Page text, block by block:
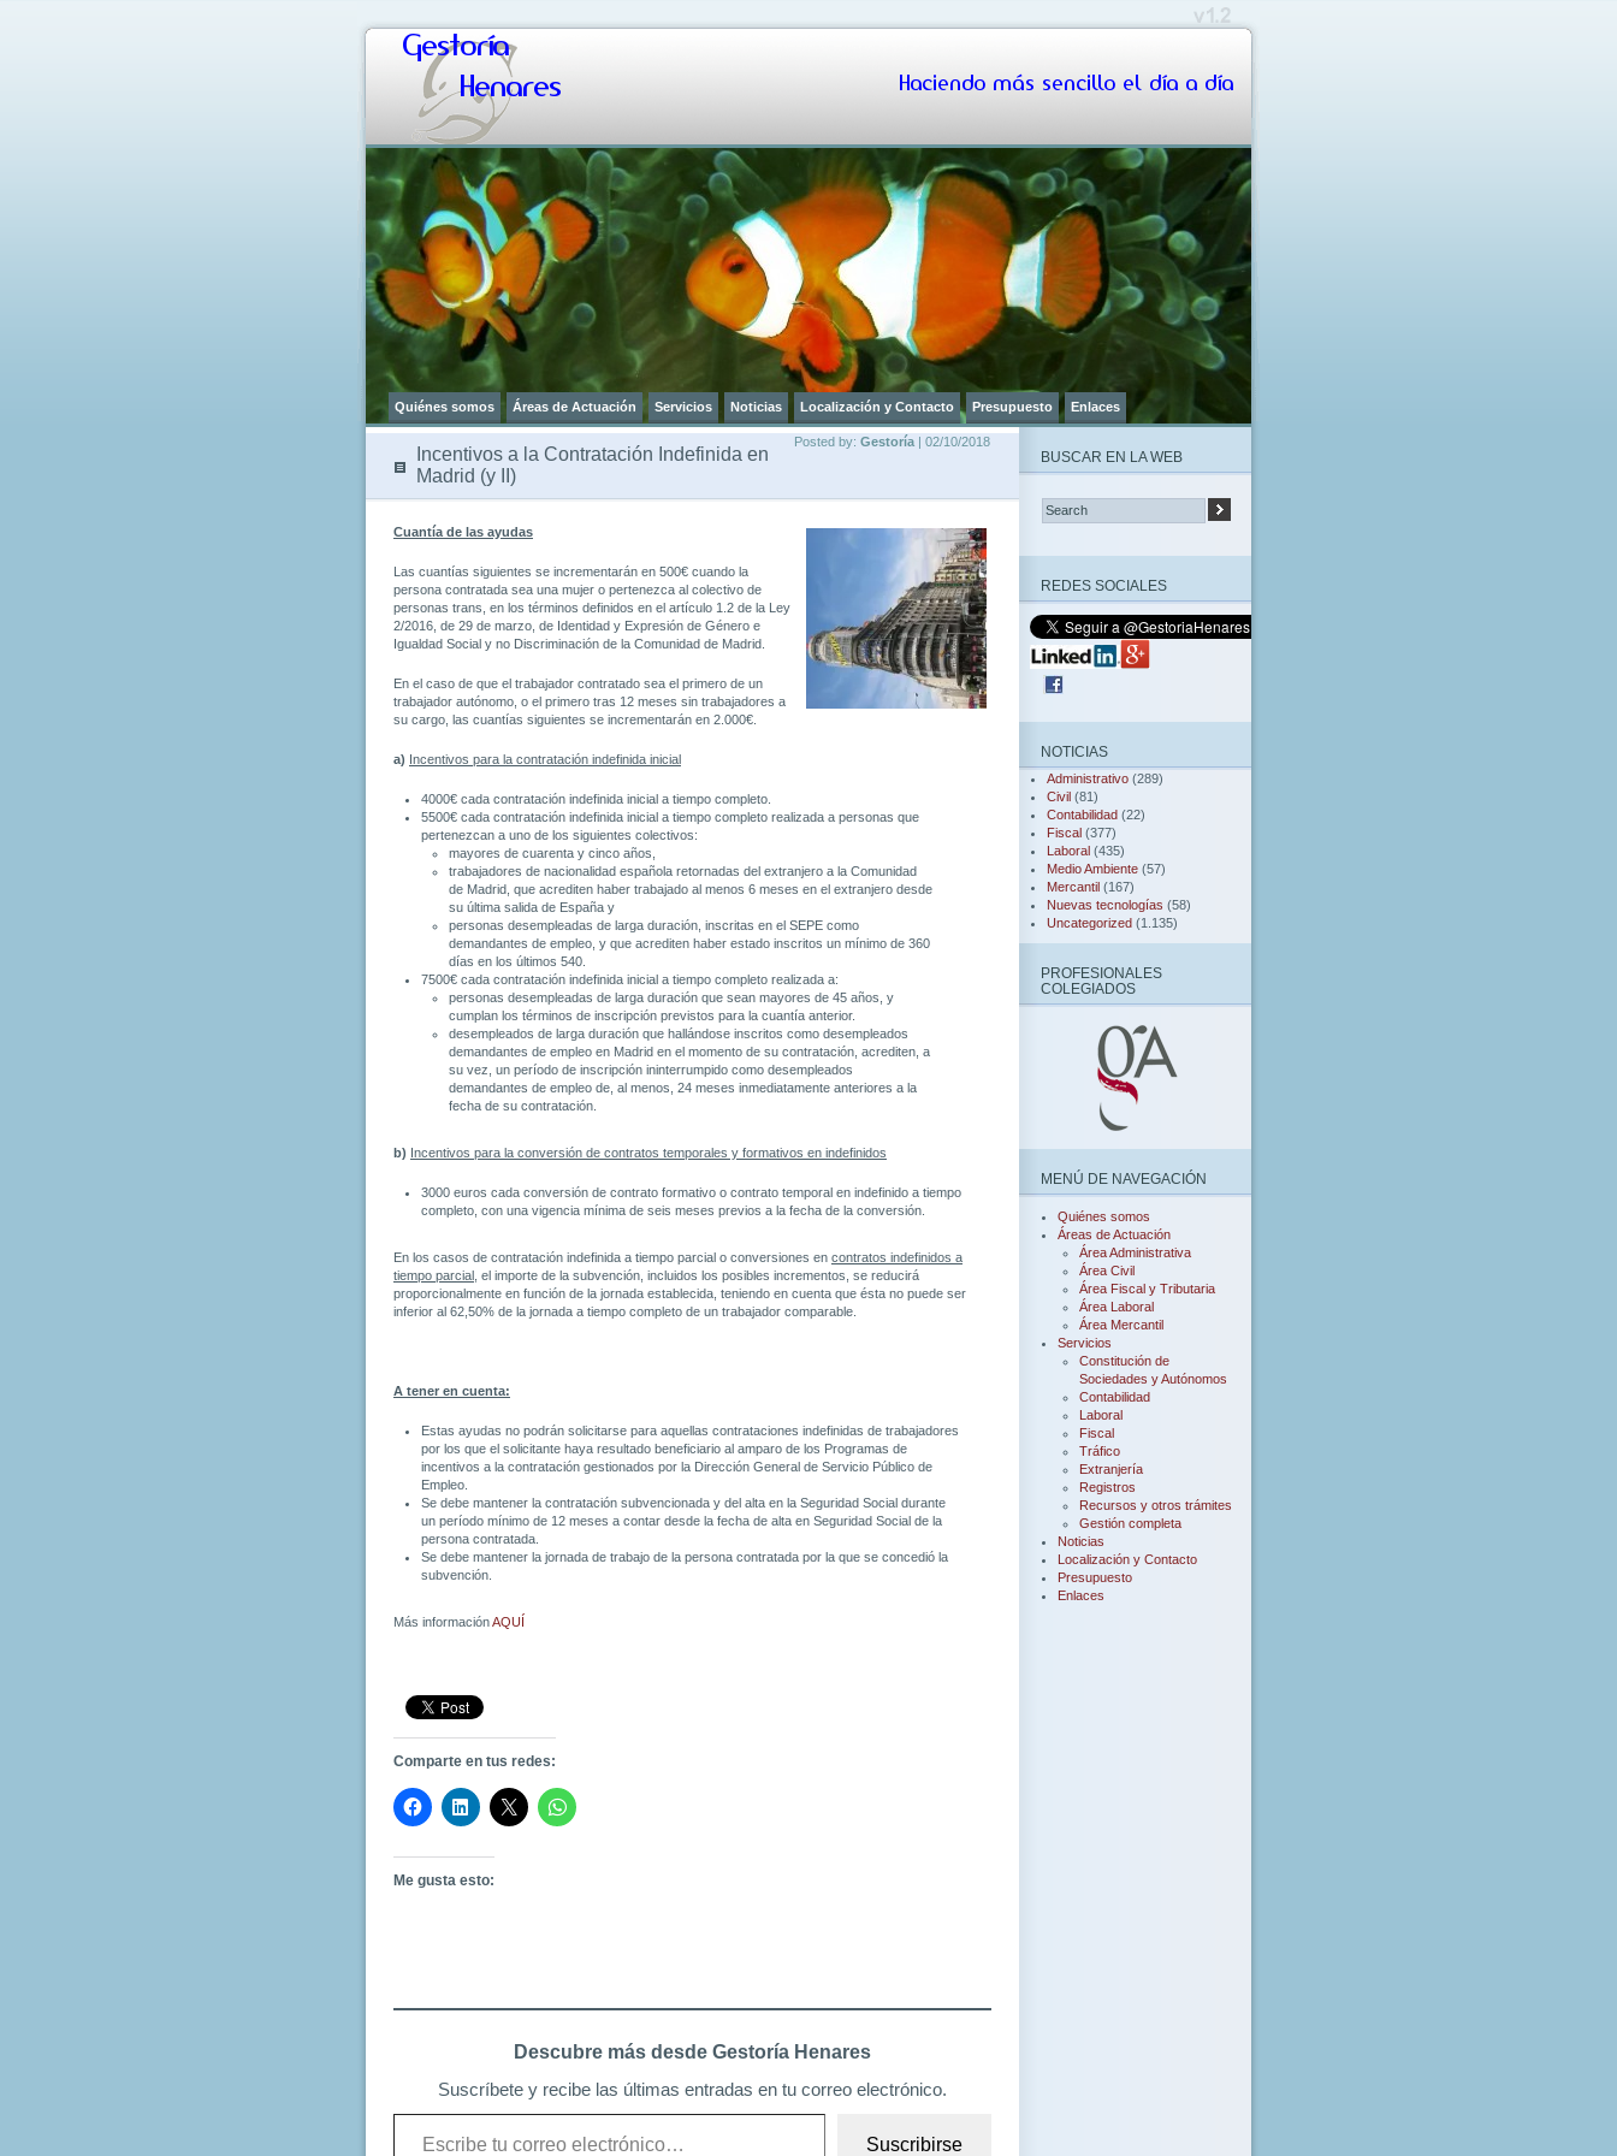
Gestoría
Henares
Haciendo más sencillo el día a día
Quiénes somos Áreas de Actuación Servicios Noticias Localización y Contacto Presupuesto Enlaces
Posted by: Gestoría | 02/10/2018
Incentivos a la Contratación Indefinida en
Madrid (y II)
Cuantía de las ayudas
Las cuantías siguientes se incrementarán en 500€ cuando la
persona contratada sea una mujer o pertenezca al colectivo de
personas trans, en los términos definidos en el artículo 1.2 de la Ley
2/2016, de 29 de marzo, de Identidad y Expresión de Género e
Igualdad Social y no Discriminación de la Comunidad de Madrid.
En el caso de que el trabajador contratado sea el primero de un
trabajador autónomo, o el primero tras 12 meses sin trabajadores a
su cargo, las cuantías siguientes se incrementarán en 2.000€.
a) Incentivos para la contratación indefinida inicial
4000€ cada contratación indefinida inicial a tiempo completo.
5500€ cada contratación indefinida inicial a tiempo completo realizada a personas que
pertenezcan a uno de los siguientes colectivos:
mayores de cuarenta y cinco años,
trabajadores de nacionalidad española retornadas del extranjero a la Comunidad
de Madrid, que acrediten haber trabajado al menos 6 meses en el extranjero desde
su última salida de España y
personas desempleadas de larga duración, inscritas en el SEPE como
demandantes de empleo, y que acrediten haber estado inscritos un mínimo de 360
días en los últimos 540.
7500€ cada contratación indefinida inicial a tiempo completo realizada a:
personas desempleadas de larga duración que sean mayores de 45 años, y
cumplan los términos de inscripción previstos para la cuantía anterior.
desempleados de larga duración que hallándose inscritos como desempleados
demandantes de empleo en Madrid en el momento de su contratación, acrediten, a
su vez, un período de inscripción ininterrumpido como desempleados
demandantes de empleo de, al menos, 24 meses inmediatamente anteriores a la
fecha de su contratación.
b) Incentivos para la conversión de contratos temporales y formativos en indefinidos
3000 euros cada conversión de contrato formativo o contrato temporal en indefinido a tiempo
completo, con una vigencia mínima de seis meses previos a la fecha de la conversión.
En los casos de contratación indefinida a tiempo parcial o conversiones en contratos indefinidos a
tiempo parcial , el importe de la subvención, incluidos los posibles incrementos, se reducirá
proporcionalmente en función de la jornada establecida, teniendo en cuenta que ésta no puede ser
inferior al 62,50% de la jornada a tiempo completo de un trabajador comparable.
A tener en cuenta:
Estas ayudas no podrán solicitarse para aquellas contrataciones indefinidas de trabajadores
por los que el solicitante haya resultado beneficiario al amparo de los Programas de
incentivos a la contratación gestionados por la Dirección General de Servicio Público de
Empleo.
Se debe mantener la contratación subvencionada y del alta en la Seguridad Social durante
un período mínimo de 12 meses a contar desde la fecha de alta en Seguridad Social de la
persona contratada.
Se debe mantener la jornada de trabajo de la persona contratada por la que se concedió la
subvención.
Más informaciónAQUÍ
Comparte en tus redes:
Me gusta esto:
Descubre más desde Gestoría Henares
Suscríbete y recibe las últimas entradas en tu correo electrónico.
Suscribirse
BUSCAR EN LA WEB
REDES SOCIALES
NOTICIAS
Administrativo (289)
Civil (81)
Contabilidad (22)
Fiscal (377)
Laboral (435)
Medio Ambiente (57)
Mercantil (167)
Nuevas tecnologías (58)
Uncategorized (1.135)
PROFESIONALES
COLEGIADOS
MENÚ DE NAVEGACIÓN
Quiénes somos
Áreas de Actuación
Área Administrativa
Área Civil
Área Fiscal y Tributaria
Área Laboral
Área Mercantil
Servicios
Constitución de
Sociedades y Autónomos
Contabilidad
Laboral
Fiscal
Tráfico
Extranjería
Registros
Recursos y otros trámites
Gestión completa
Noticias
Localización y Contacto
Presupuesto
Enlaces